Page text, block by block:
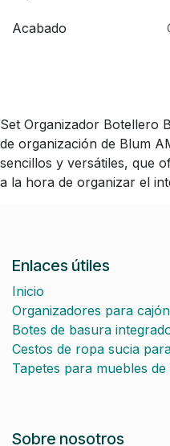
Acabado
Set Organizador Botellero
de organización de Blum
sencillos y versátiles, que
a la hora de organizar el
Enlaces útiles
Inicio
Organizadores para cajón
Botes de basura
Cestos de ropa sucia
Tapetes para muebles
Sobre nosotros